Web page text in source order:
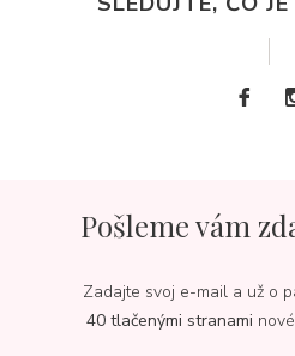
Pošleme vám
Zadajte svoj e-mail a už o
40 tlačenými stranami